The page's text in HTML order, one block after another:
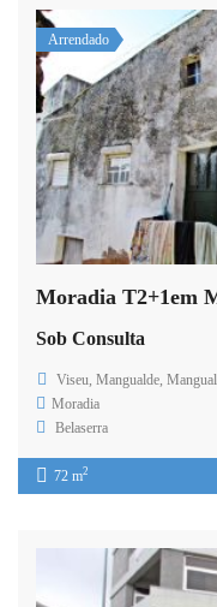
Arrendado
Moradia T2+1em
Sob Consulta
Viseu, Mangualde,
Moradia
Belaserra
72 m2